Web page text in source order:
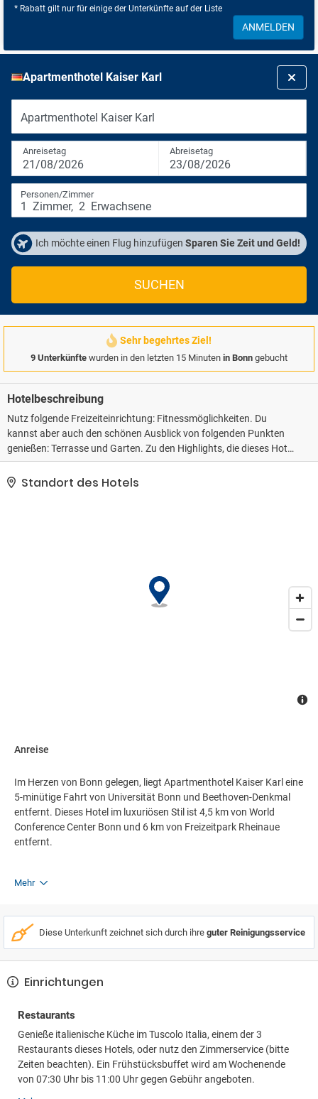
* Rabatt gilt nur für einige der Unterkünfte auf der Liste
ANMELDEN
Apartmenthotel Kaiser Karl
Apartmenthotel Kaiser Karl
Anreisetag
21/08/2026
Abreisetag
23/08/2026
Personen/Zimmer
1 Zimmer, 2 Erwachsene
Ich möchte einen Flug hinzufügen Sparen Sie Zeit und Geld!
SUCHEN
Sehr begehrtes Ziel!
9 Unterkünfte wurden in den letzten 15 Minuten in Bonn gebucht
Hotelbeschreibung
Nutz folgende Freizeiteinrichtung: Fitnessmöglichkeiten. Du
kannst aber auch den schönen Ausblick von folgenden Punkten
genießen: Terrasse und Garten. Zu den Highlights, die dieses Hotel
bietet, gehören zudem kostenloses WLAN, ein Concierge-Service
und Babysitting (gegen Gebühr).. Zum Angebot gehören ein
Standort des Hotels
Anreise
Im Herzen von Bonn gelegen, liegt Apartmenthotel Kaiser Karl eine
5-minütige Fahrt von Universität Bonn und Beethoven-Denkmal
entfernt. Dieses Hotel im luxuriösen Stil ist 4,5 km von World
Conference Center Bonn und 6 km von Freizeitpark Rheinaue
entfernt.
Mehr
Diese Unterkunft zeichnet sich durch ihre guter Reinigungsservice
Einrichtungen
Restaurants
Genieße italienische Küche im Tuscolo Italia, einem der 3
Restaurants dieses Hotels, oder nutz den Zimmerservice (bitte
Zeiten beachten). Ein Frühstücksbuffet wird am Wochenende
von 07:30 Uhr bis 11:00 Uhr gegen Gebühr angeboten.